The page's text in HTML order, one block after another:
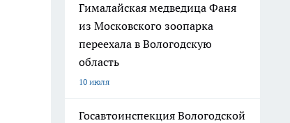
Гималайская медведица Фаня
из Московского зоопарка
переехала в Вологодскую
область
10 июля
Госавтоинспекция Вологодской